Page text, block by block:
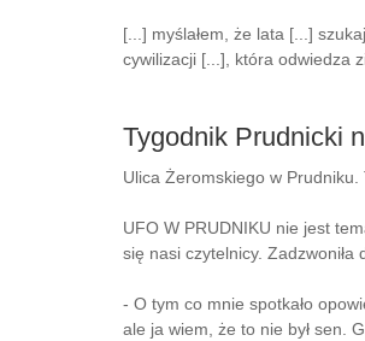
[...] myślałem, że lata [...]
cywilizacji [...], która odwiedza
Tygodnik Prudnicki
Ulica Żeromskiego w Prudniku.
UFO W PRUDNIKU nie jest
się nasi czytelnicy. Zadzwoniła
- O tym co mnie spotkało
ale ja wiem, że to nie był sen.